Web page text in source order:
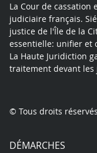
La Cour de cassation
judiciaire français.
justice de l'Île de la
essentielle: unifier et
La Haute Juridiction
traitement devant les
© Tous droits réservés
DÉMARCHES